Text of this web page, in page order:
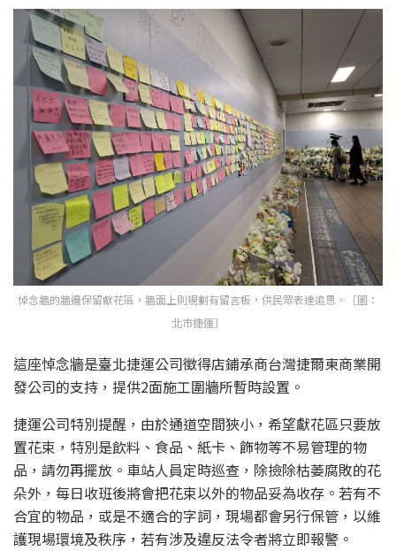
悼念牆的牆邊保留獻花區，牆面上則規劃有留言板，供民眾表達追思。［圖：
北市捷運］
這座悼念牆是臺北捷運公司徵得店鋪承商台灣捷爾東商業開
發公司的支持，提供2面施工圍牆所暫時設置。
捷運公司特別提醒，由於通道空間狹小，希望獻花區只要放
置花束，特別是飲料、食品、紙卡、飾物等不易管理的物
品，請勿再擺放。車站人員定時巡查，除撿除枯萎腐敗的花
朵外，每日收班後將會把花束以外的物品妥為收存。若有不
合宜的物品，或是不適合的字詞，現場都會另行保管，以維
護現場環境及秩序，若有涉及違反法令者將立即報警。